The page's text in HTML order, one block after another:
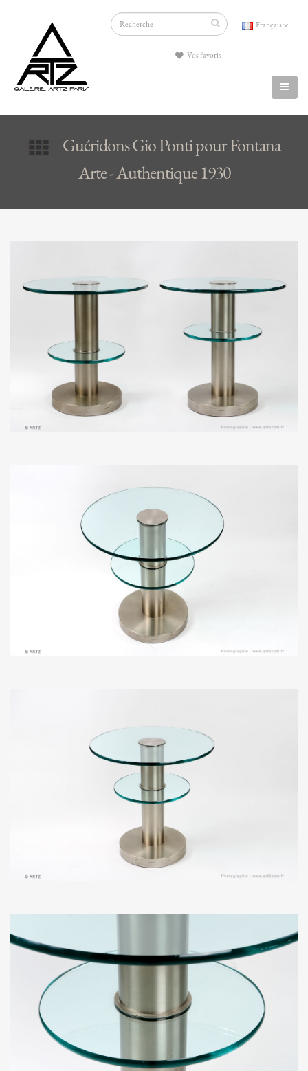
Français
Vos favoris
Guéridons Gio Ponti pour Fontana
Arte - Authentique 1930